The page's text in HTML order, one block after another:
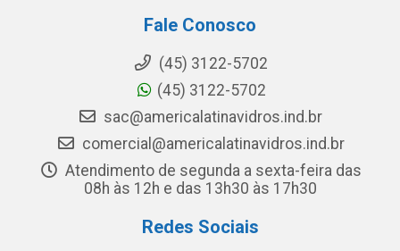
Fale Conosco
(45) 3122-5702
(45) 3122-5702
sac@americalatinavidros.ind.br
comercial@americalatinavidros.ind.br
Atendimento de segunda a sexta-feira das
08h às 12h e das 13h30 às 17h30
Redes Sociais